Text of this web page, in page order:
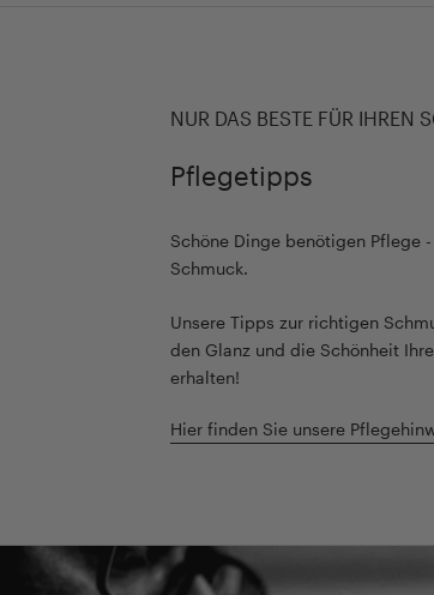
NUR DAS BESTE FÜR IHREN
Pflegetipps
Schöne Dinge benötigen Pflege
Schmuck.
Unsere Tipps zur richtigen
den Glanz und die Schönheit
erhalten!
Hier finden Sie unsere